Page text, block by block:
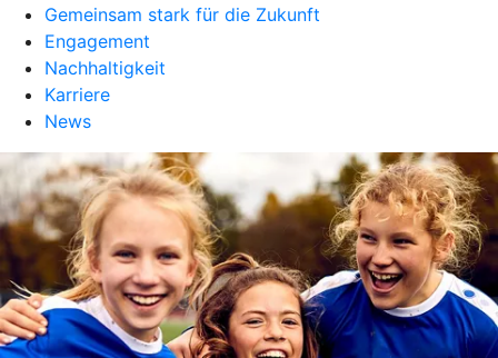
Gemeinsam stark für die Zukunft
Engagement
Nachhaltigkeit
Karriere
News